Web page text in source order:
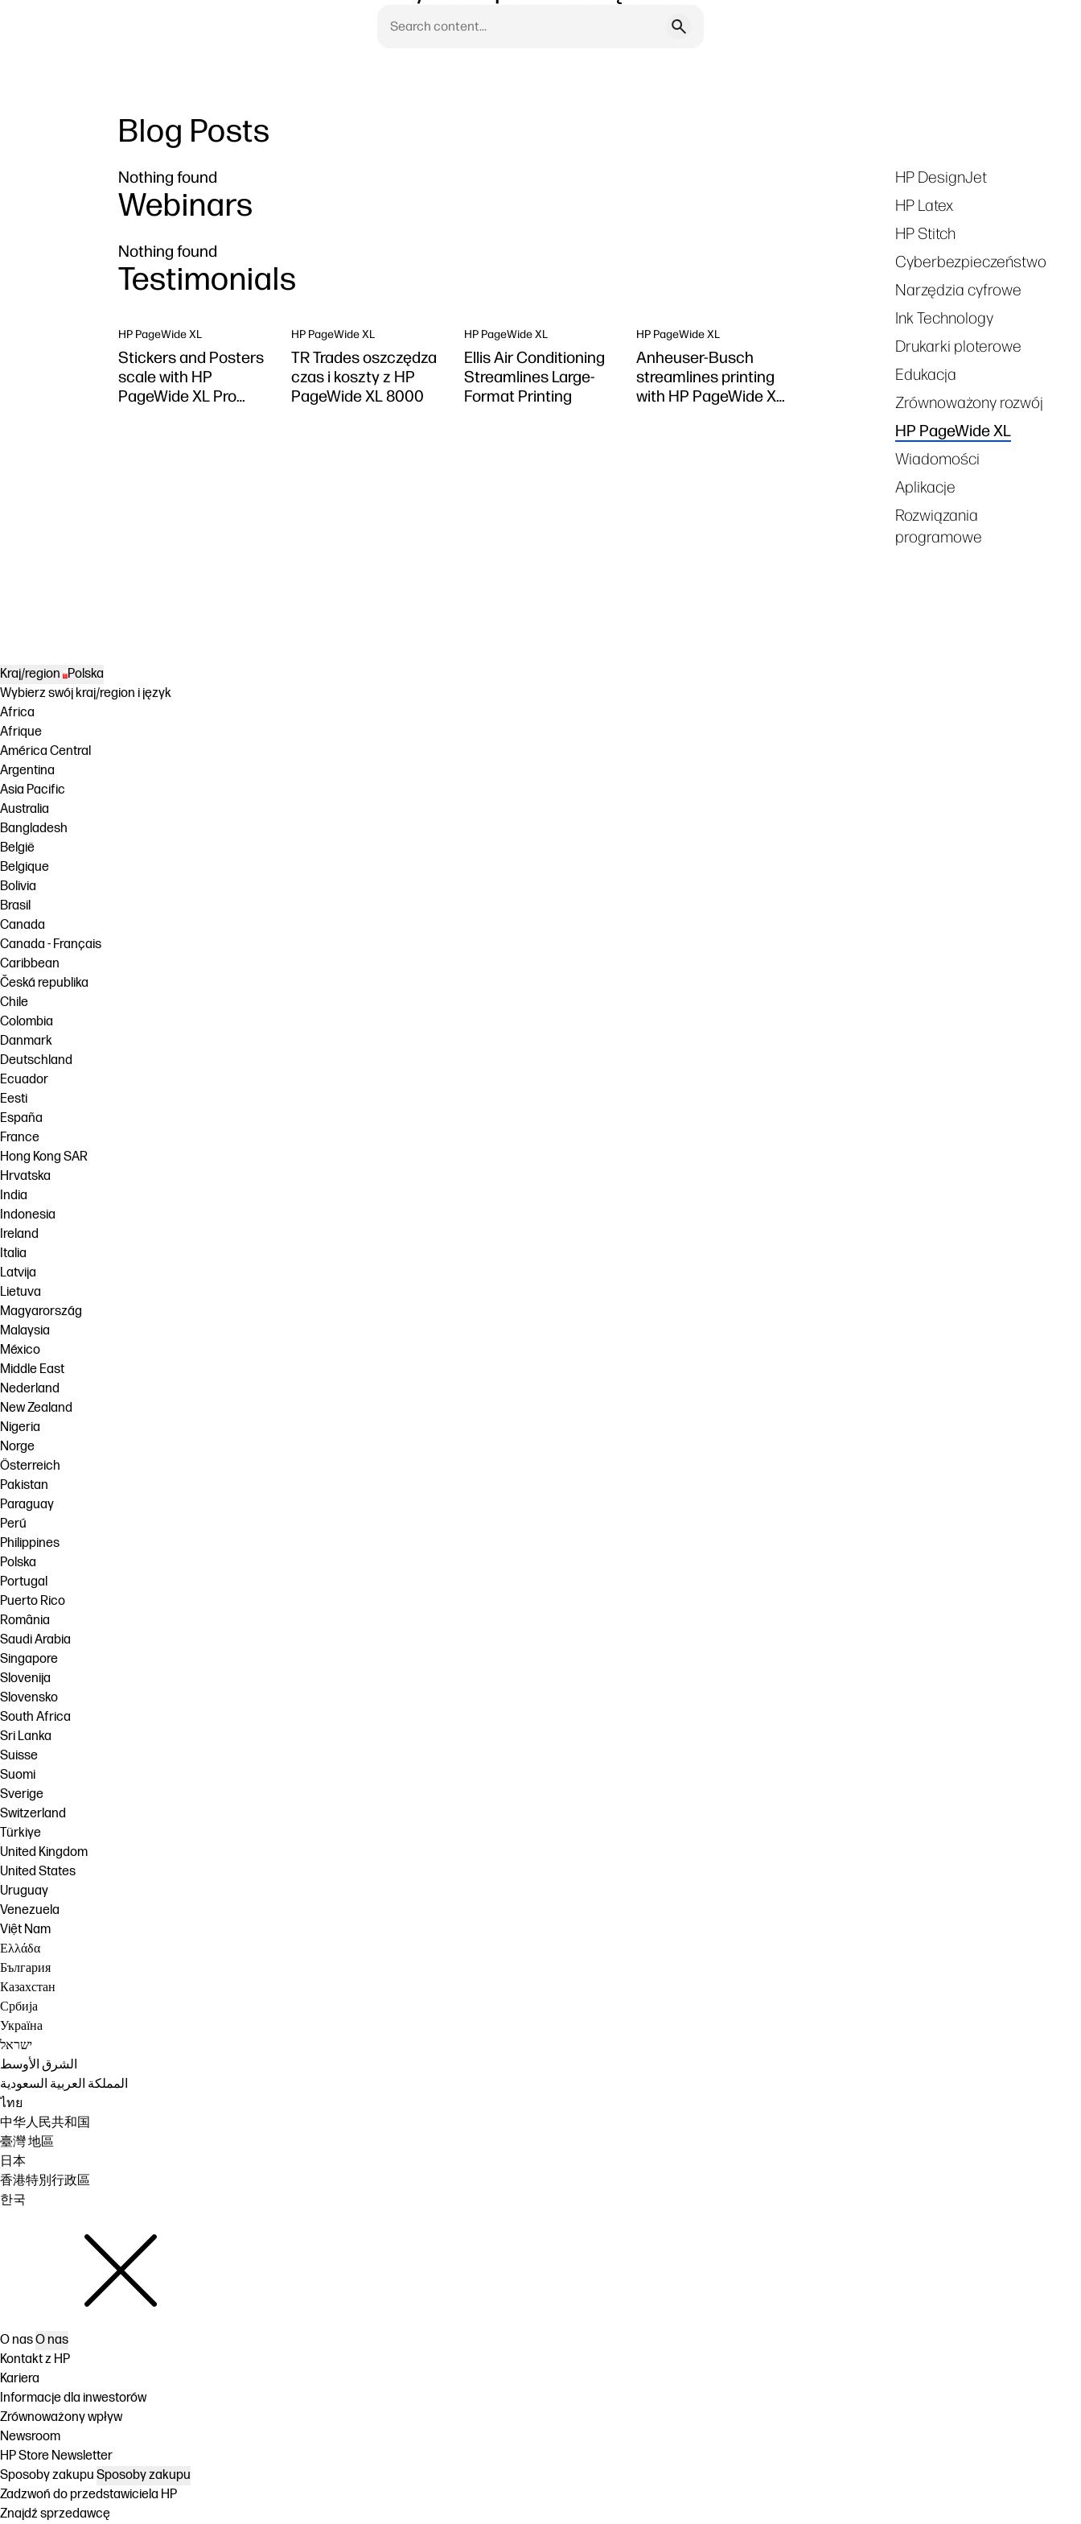
HP DesignJet
HP Latex
HP Stitch
Cyberbezpieczeństwo
Narzędzia cyfrowe
Ink Technology
Drukarki ploterowe
Edukacja
Zrównoważony rozwój
HP PageWide XL
Wiadomości
Aplikacje
Rozwiązania
programowe
Blog Posts
Nothing found
Webinars
Nothing found
Testimonials
HP PageWide XL
Stickers and Posters
scale with HP
PageWide XL Pro
HP PageWide XL
TR Trades oszczędza
czas i koszty z HP
PageWide XL 8000
HP PageWide XL
Ellis Air Conditioning
Streamlines Large-
Format Printing
HP PageWide XL
Anheuser-Busch
streamlines printing
with HP PageWide XL
Kraj/region Polska
Wybierz swój kraj/region i język
Africa
Afrique
América Central
Argentina
Asia Pacific
Australia
Bangladesh
België
Belgique
Bolivia
Brasil
Canada
Canada - Français
Caribbean
Česká republika
Chile
Colombia
Danmark
Deutschland
Ecuador
Eesti
España
France
Hong Kong SAR
Hrvatska
India
Indonesia
Ireland
Italia
Latvija
Lietuva
Magyarország
Malaysia
México
Middle East
Nederland
New Zealand
Nigeria
Norge
Österreich
Pakistan
Paraguay
Perú
Philippines
Polska
Portugal
Puerto Rico
România
Saudi Arabia
Singapore
Slovenija
Slovensko
South Africa
Sri Lanka
Suisse
Suomi
Sverige
Switzerland
Türkiye
United Kingdom
United States
Uruguay
Venezuela
Việt Nam
Ελλάδα
България
Казахстан
Србија
Україна
ישראל
الشرق الأوسط
المملكة العربية السعودية
ไทย
中华人民共和国
臺灣 地區
日本
香港特別行政區
한국
O nasO nas
Kontakt z HP
Kariera
Informacje dla inwestorów
Zrównoważony wpływ
Newsroom
HP Store Newsletter
Sposoby zakupu Sposoby zakupu
Zadzwoń do przedstawiciela HP
Znajdź sprzedawcę